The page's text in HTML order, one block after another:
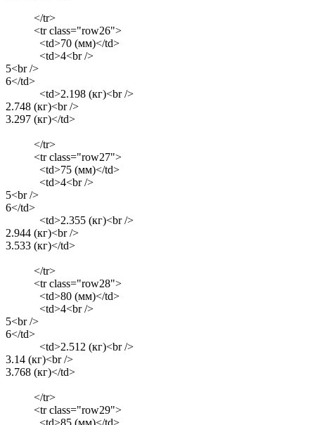
</tr>
<tr class="row26">
<td>70 (мм)</td>
<td>4<br />
5<br />
6</td>
<td>2.198 (кг)<br />
2.748 (кг)<br />
3.297 (кг)</td>
</tr>
<tr class="row27">
<td>75 (мм)</td>
<td>4<br />
5<br />
6</td>
<td>2.355 (кг)<br />
2.944 (кг)<br />
3.533 (кг)</td>
</tr>
<tr class="row28">
<td>80 (мм)</td>
<td>4<br />
5<br />
6</td>
<td>2.512 (кг)<br />
3.14 (кг)<br />
3.768 (кг)</td>
</tr>
<tr class="row29">